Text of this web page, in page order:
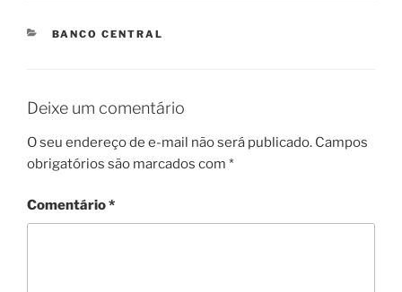
CATEGORIAS
BANCO CENTRAL
Deixe um comentário
O seu endereço de e-mail não será publicado. Campos
obrigatórios são marcados com *
Comentário*